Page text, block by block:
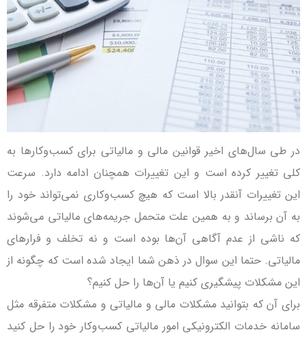
در طی سال‌های اخیر قوانین مالی و مالیاتی برای کسب‌و‌کارها به
کلی تغییر کرده است و این تغییرات همچنان ادامه دارد. سرعت
این تغییرات آنقدر بالا است که هیچ کسب‌و‌کاری نمی‌تواند خود را
به آن برساند و به همین علت متحمل جریمه‌های مالیاتی می‌شوند
که ناشی از عدم آگاهی آن‌ها بوده است و نه تخلف و فرارهای
مالیاتی. حتما این سوال در ذهن شما ایجاد شده است که چگونه از
این مشکلات پیشگیری کنیم یا آن‌ها را حل کنیم؟
برای آن که بتوانید مشکلات مالی و مالیاتی و مشکلات متفرقه مثل
سامانه خدمات الکترونیکی امور مالیاتی کسب‌وکار خود را حل کنید